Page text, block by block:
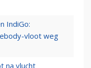
IndiGo:
vloot weg
na vlucht